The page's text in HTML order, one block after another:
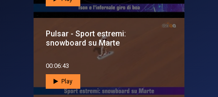
Pulsar - Sport estremi:
snowboard su Marte
00:06:43
Play